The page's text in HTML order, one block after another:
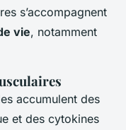
s’accompagnent
vie, notamment
accumulent des
et des cytokines